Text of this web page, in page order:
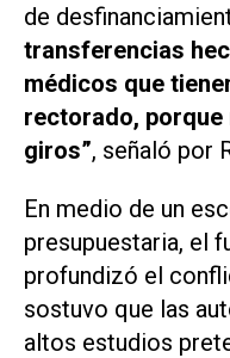
de
transferencias
médicos que
rectorado,
giros”, señaló por
En medio de un
presupuestaria, el
profundizó el
sostuvo que las
altos estudios